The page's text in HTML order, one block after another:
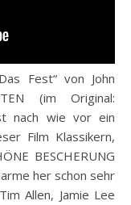
Fest“ von John
(im Original:
nach wie vor ein
Film Klassikern,
BESCHERUNG
her schon sehr
Allen, Jamie Lee